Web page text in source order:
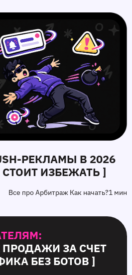
В 2026
ИЗБЕЖАТЬ ]
Все про Арбитраж Как начать?1 мин
ЗА СЧЕТ
БЕЗ БОТОВ ]